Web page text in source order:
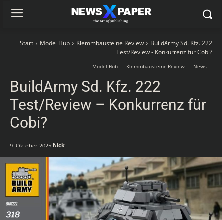
Start Model Hub Klemmbausteine Review
BuildArmy Sd. Kfz. 222
Test/Review - Konkurrenz für Cobi?
Model Hub Klemmbausteine Review News
BuildArmy Sd. Kfz. 222
Test/Review – Konkurrenz für
Cobi?
9. Oktober 2025 Nick